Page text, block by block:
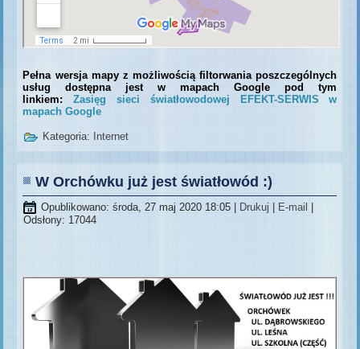
Pełna wersja mapy z możliwością filtorwania poszczególnych
usług dostępna jest w mapach Google pod tym
linkiem:Zasięg sieci światłowodowej EFEKT-SERWIS w
mapach Google
Kategoria: Internet
W Orchówku już jest światłowód :)
Opublikowano: środa, 27 maj 2020 18:05 | Drukuj | E-mail |
Odsłony: 17044